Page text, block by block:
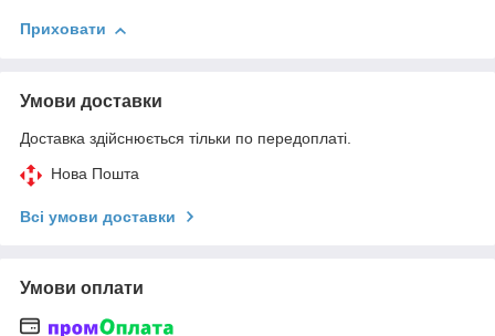
Приховати
Умови доставки
Доставка здійснюється тільки по передоплаті.
Нова Пошта
Всі умови доставки
Умови оплати